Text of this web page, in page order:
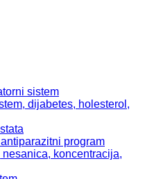
sistem
dijabetes, holesterol,
program
koncentracija,